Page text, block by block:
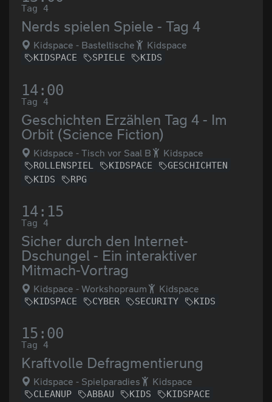
Tag 4
Nerds spielen Spiele - Tag 4
Kidspace - Basteltische Kidspace
KIDSPACE SPIELE KIDS
14:00
Tag 4
Geschichten Erzählen Tag 4 - Im
Orbit (Science Fiction)
Kidspace - Tisch vor Saal B Kidspace
ROLLENSPIEL KIDSPACE
GESCHICHTEN
KIDS
RPG
14:15
Tag 4
Sicher durch den Internet-
Dschungel - Ein interaktiver
Mitmach-Vortrag
Kidspace - Workshopraum Kidspace
KIDSPACE CYBER SECURITY KIDS
15:00
Tag 4
Kraftvolle Defragmentierung
Kidspace - Spielparadies Kidspace
CLEANUP ABBAU KIDS
KIDSPACE